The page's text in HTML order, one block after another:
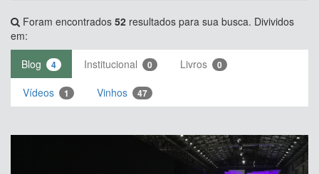
Foram encontrados 52 resultados para sua busca. Divividos
em:
Blog
4 Institucional 0 Livros 0
Vídeos 1 Vinhos 47